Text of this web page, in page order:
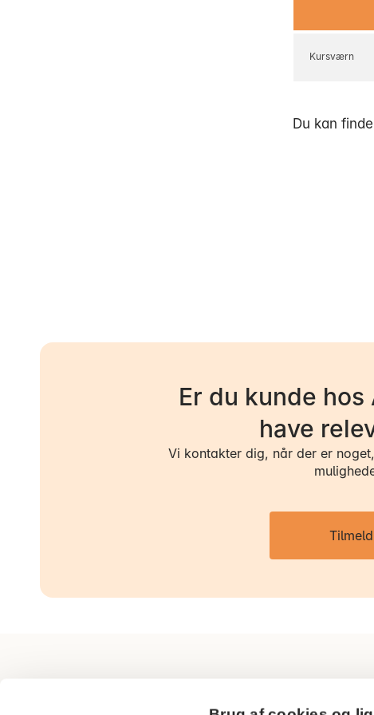
Kursværn
Du kan
Er du kunde
have
Vi kontakter dig, når der er
AP Pension